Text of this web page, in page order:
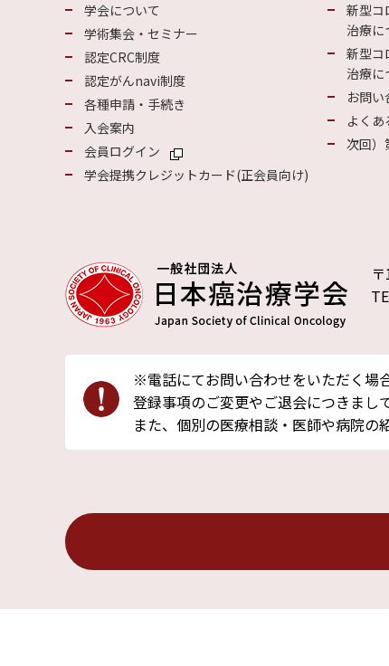
学会について
学術集会・セミナー
認定CRC制度
認定がんnavi制度
各種申請・手続き
入会案内
会員ログイン
学会提携クレジットカード(正会員向け)
新型コ
治療に
新型コ
治療に
お問い
よく
次回）
※電話にてお問い合わせをいただく場
登録事項のご変更やご退会につきまし
また、個別の医療相談・医師や病院の